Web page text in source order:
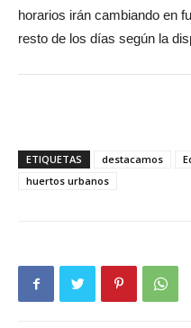
horarios irán cambiando en
resto de los días según la
ETIQUETAS destacamos
huertos urbanos